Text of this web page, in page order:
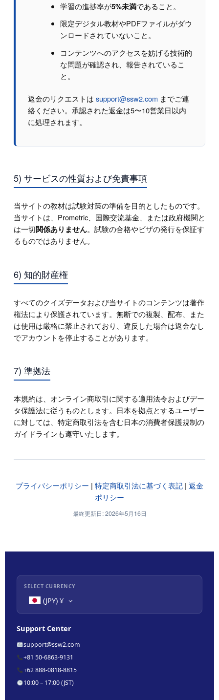
学習の進捗率が5%未満であること。
限定デジタル教材やPDFファイルがダウ
ンロードされていないこと。
コンテンツへのアクセスを妨げる技術的
な問題が確認され、報告されているこ
と。
返金のリクエストは support@ssw2.com までご連
絡ください。承認された返金は5〜10営業日以内
に処理されます。
5) サービスの性質および免責事項
当サイトの教材は試験対策の準備を目的としたものです。
当サイトは、Prometric、国際交流基金、または政府機関と
は一切関係ありません。試験の合格やビザの発行を保証す
るものではありません。
6) 知的財産権
すべてのクイズデータおよび当サイトのコンテンツは著作
権法により保護されています。無断での複製、配布、また
は使用は厳格に禁止されており、違反した場合は返金なし
でアカウントを停止することがあります。
7) 準拠法
本規約は、オンライン商取引に関する適用法令およびデー
タ保護法に従うものとします。日本を拠点とするユーザー
に対しては、特定商取引法を含む日本の消費者保護規制の
ガイドラインも遵守いたします。
プライバシーポリシー | 特定商取引法に基づく表記 | 返金
ポリシー
最終更新日: 2026年5月16日
SELECT CURRENCY
(JPY) ¥
Support Center
support@ssw2.com
+81 50-6863-9131
+62 888-0818-8815
10:00 – 17:00 (JST)